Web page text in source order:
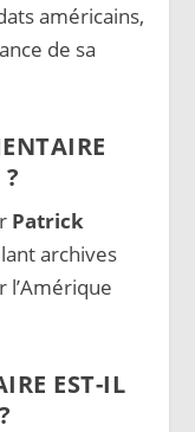
américains,
de sa
Patrick
archives
l’Amérique
EST-IL